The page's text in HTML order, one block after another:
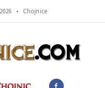
• Chojnice